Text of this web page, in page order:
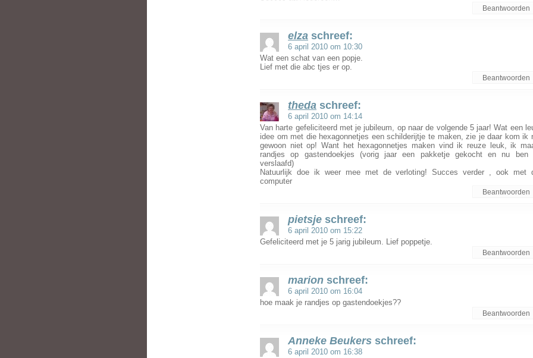
Beantwoorden
elza schreef:
6 april 2010 om 10:30
Wat een schat van een popje.
Lief met die abc tjes er op.
Beantwoorden
theda schreef:
6 april 2010 om 14:14
Van harte gefeliciteerd met je jubileum, op naar de volgende 5 jaar! Wat een
idee om met die hexagonnetjes een schilderijtje te maken, zie je daar kom ik
gewoon niet op! Want het hexagonnetjes maken vind ik reuze leuk, ik
randjes op gastendoekjes (vorig jaar een pakketje gekocht en nu ben
verslaafd)
Natuurlijk doe ik weer mee met de verloting! Succes verder , ook met
computer
Beantwoorden
pietsje schreef:
6 april 2010 om 15:22
Gefeliciteerd met je 5 jarig jubileum. Lief poppetje.
Beantwoorden
marion schreef:
6 april 2010 om 16:04
hoe maak je randjes op gastendoekjes??
Beantwoorden
Anneke Beukers schreef:
6 april 2010 om 16:38